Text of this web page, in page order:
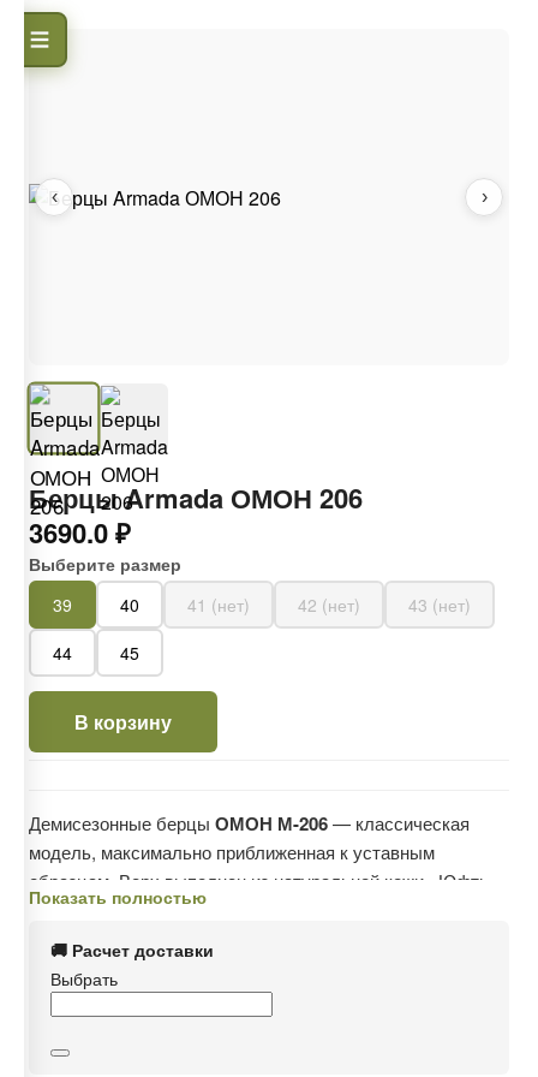
‹ ›
Берцы Armada ОМОН 206
3690.0 ₽
Выберите размер
39
40 41 (нет) 42 (нет)
43 (нет)
44
45
В корзину
Демисезонные берцы ОМОН М-206— классическая
модель, максимально приближенная к уставным
образцам. Верх выполнен из натуральной кожи «Юфть»
с дополнительными вставками из прочной эко-кожи.
Основные зоны повышенной нагрузки — носок и задник
— изготовлены из кожи «Юфть» для увеличения срока
службы обуви.
Показать полностью
🚚 Расчет доставки
Выбрать